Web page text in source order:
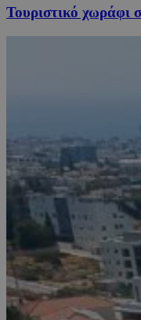
Τουριστικό χωράφι